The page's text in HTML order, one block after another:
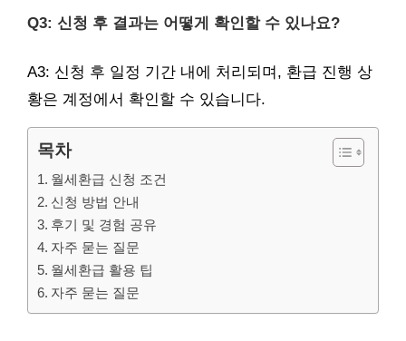
Q3: 신청 후 결과는 어떻게 확인할 수 있나요?
A3: 신청 후 일정 기간 내에 처리되며, 환급 진행 상
황은 계정에서 확인할 수 있습니다.
목차
월세환급 신청 조건
신청 방법 안내
후기 및 경험 공유
자주 묻는 질문
월세환급 활용 팁
자주 묻는 질문